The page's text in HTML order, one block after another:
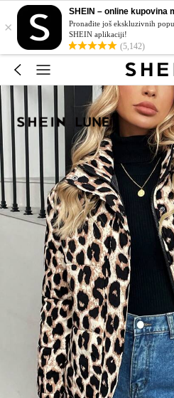
×
SHEIN – online kupovina
Pronađite još ekskluzivnih
SHEIN aplikaciji!
(5,142)